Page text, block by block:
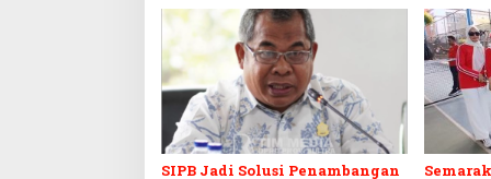
SIPB Jadi Solusi Penambangan